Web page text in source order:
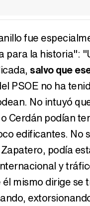
fue
para la historia":
salvo que
PSOE no ha
No intuyó
Cerdán podían
edificantes. No
podía
y
mismo dirige